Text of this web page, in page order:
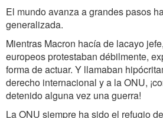
El mundo avanza a grandes pasos
generalizada.
Mientras Macron hacía de lacayo
europeos protestaban débilmente,
forma de actuar. Y llamaban
derecho internacional y a la ONU,
detenido alguna vez una guerra!
La ONU siempre ha sido el refugio